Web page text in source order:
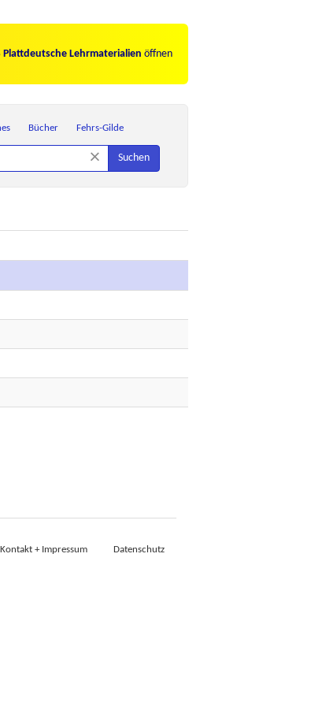
Plattdeutsche Lehrmaterialien öffnen
Bücher Fehrs-Gilde
× Suchen
Kontakt + Impressum
Datenschutz